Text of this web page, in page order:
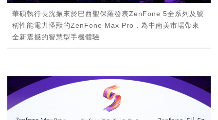
華碩執行長沈振來於巴西聖保羅發表ZenFone 5全系列及號
稱性能電力怪獸的ZenFone Max Pro，為中南美市場帶來
全新震撼的智慧型手機體驗